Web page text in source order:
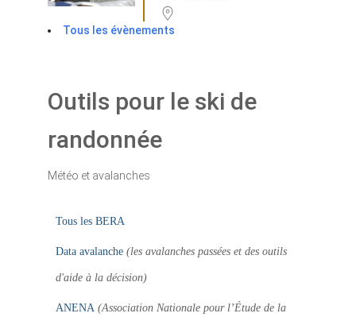
Tous les évènements
Outils pour le ski de
randonnée
Météo et avalanches
Tous les BERA
Data avalanche (les avalanches passées et des outils
d'aide à la décision)
ANENA (Association Nationale pour l’Étude de la